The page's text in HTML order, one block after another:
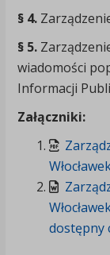
§ 4.
§ 5.
wiadomości
Informacji
Załączniki:
dostępny